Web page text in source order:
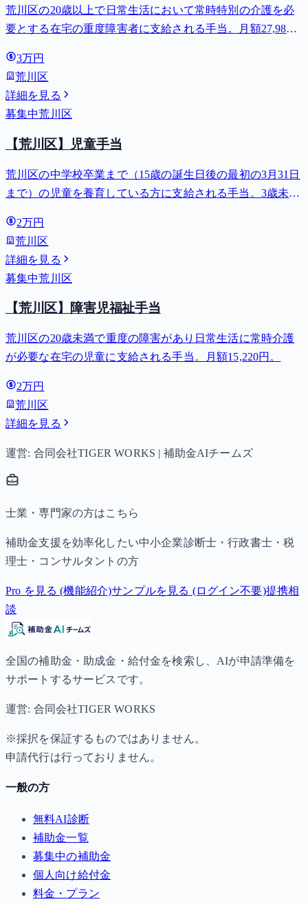
荒川区の20歳以上で日常生活において常時特別の介護を必
要とする在宅の重度障害者に支給される手当。月額27,980
3万円
荒川区
詳細を見る
募集中荒川区
【荒川区】児童手当
荒川区の中学校卒業まで（15歳の誕生日後の最初の3月31日
まで）の児童を養育している方に支給される手当。3歳未満
子以降は15,000円）、中学生は月額10,000円。
2万円
荒川区
詳細を見る
募集中荒川区
【荒川区】障害児福祉手当
荒川区の20歳未満で重度の障害があり日常生活に常時介護
が必要な在宅の児童に支給される手当。月額15,220円。
2万円
荒川区
詳細を見る
運営: 合同会社TIGER WORKS | 補助金AIチームズ
士業・専門家の方はこちら
補助金支援を効率化したい中小企業診断士・行政書士・税
理士・コンサルタントの方
Pro を見る (機能紹介)サンプルを見る (ログイン不要)提携相
談
全国の補助金・助成金・給付金を検索し、AIが申請準備を
サポートするサービスです。
運営: 合同会社TIGER WORKS
※採択を保証するものではありません。
申請代行は行っておりません。
一般の方
無料AI診断
補助金一覧
募集中の補助金
個人向け給付金
料金・プラン